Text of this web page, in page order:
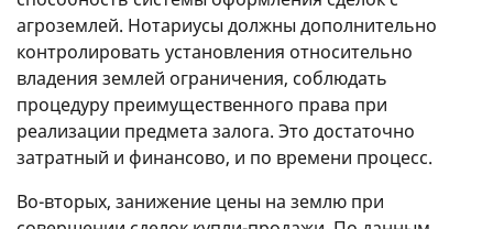
агроземлей. Нотариусы должны дополнительно
контролировать установления относительно
владения землей ограничения, соблюдать
процедуру преимущественного права при
реализации предмета залога. Это достаточно
затратный и финансово, и по времени процесс.
Во-вторых, занижение цены на землю при